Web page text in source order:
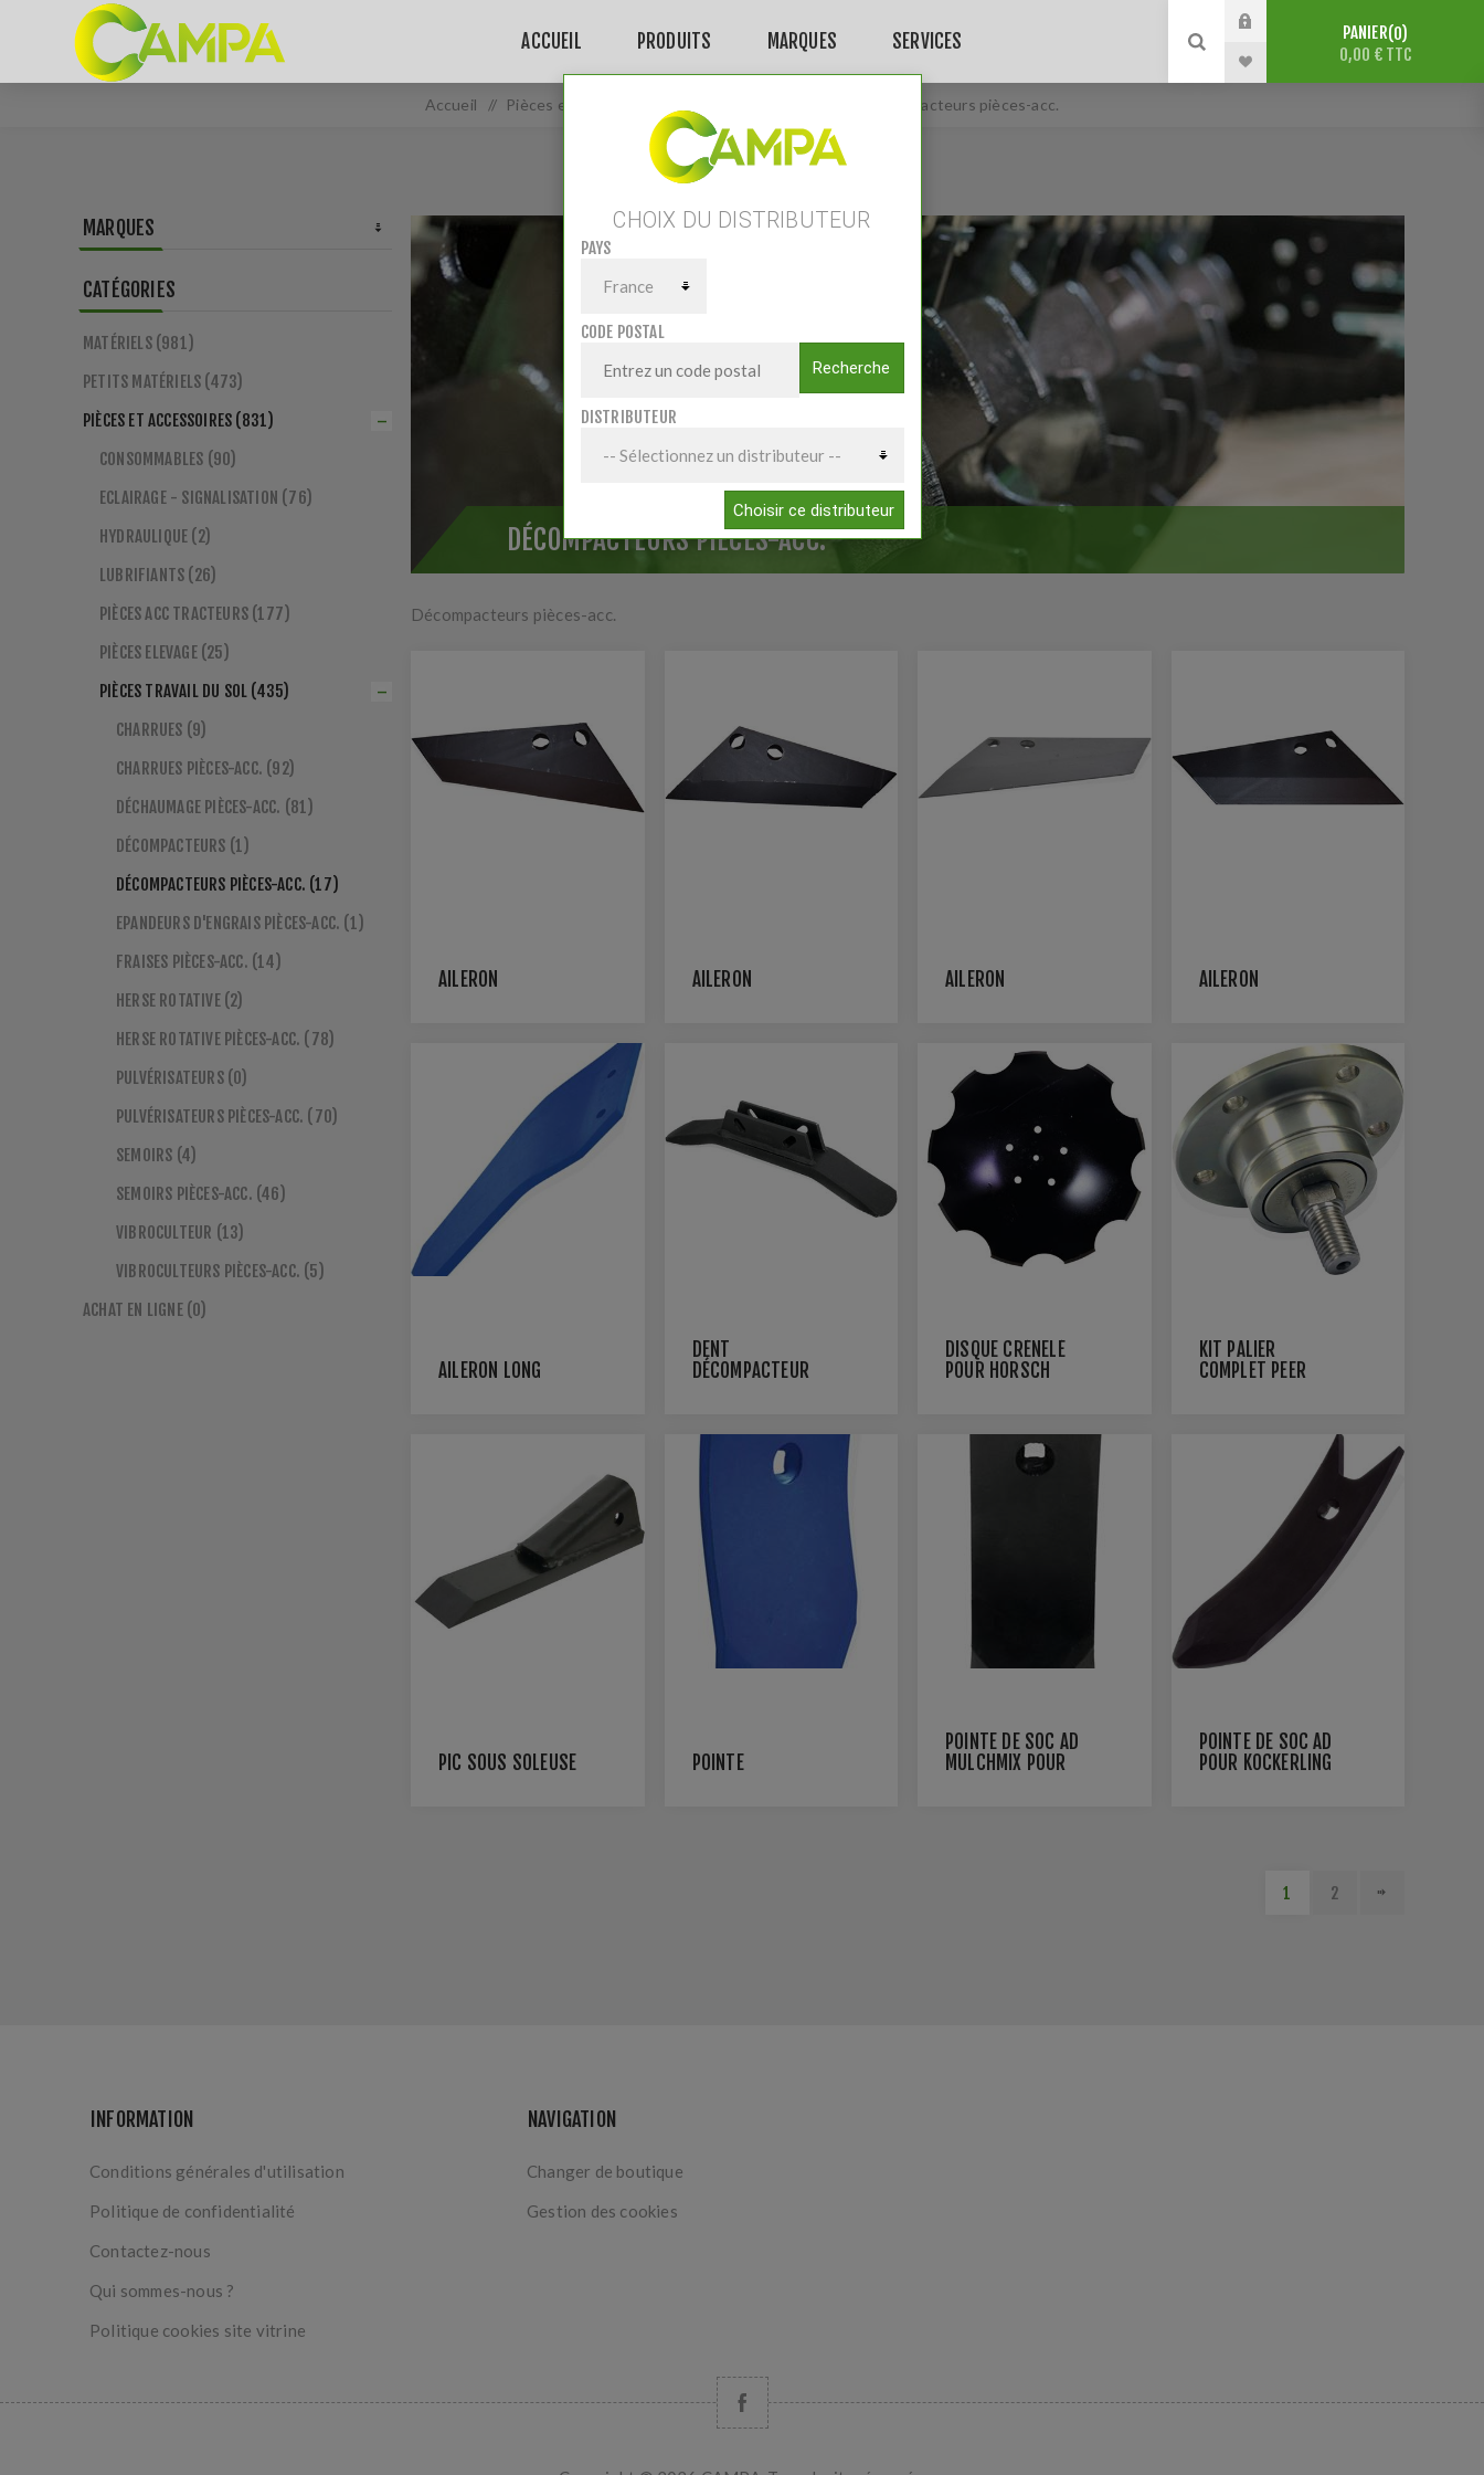
ACCUEIL PRODUITS MARQUES SERVICES PANIER 0
0,00 € TTC
Accueil / Pièces et accessoires Décompacteurs pièces-acc.
DÉCOMPACTEURS PIÈCES-ACC.
Décompacteurs pièces-acc.
AILERON AILERON AILERON AILERON
AILERON LONG
DENT
DÉCOMPACTEUR
DISQUE CRÉNELÉ
POUR HORSCH
KIT PALIER
COMPLET PEER
PIC SOUS SOLEUSE POINTE
POINTE DE SOC AD
MULCHMIX POUR
POINTE DE SOC AD
POUR KOCKERLING
1 2
MARQUES
CATÉGORIES
MATÉRIELS (981)
PETITS MATÉRIELS (473)
PIÈCES ET ACCESSOIRES (831)
CONSOMMABLES (90)
ECLAIRAGE - SIGNALISATION (76)
HYDRAULIQUE (2)
LUBRIFIANTS (26)
PIÈCES ACC TRACTEURS (177)
PIÈCES ELEVAGE (25)
PIÈCES TRAVAIL DU SOL (435)
CHARRUES (9)
CHARRUES PIÈCES-ACC. (92)
DÉCHAUMAGE PIÈCES-ACC. (81)
DÉCOMPACTEURS (1)
DÉCOMPACTEURS PIÈCES-ACC. (17)
EPANDEURS D'ENGRAIS PIÈCES-ACC. (1)
FRAISES PIÈCES-ACC. (14)
HERSE ROTATIVE (2)
HERSE ROTATIVE PIÈCES-ACC. (78)
PULVÉRISATEURS (0)
PULVÉRISATEURS PIÈCES-ACC. (70)
SEMOIRS (4)
SEMOIRS PIÈCES-ACC. (46)
VIBROCULTEUR (13)
VIBROCULTEURS PIÈCES-ACC. (5)
ACHAT EN LIGNE (0)
INFORMATION
Conditions générales d'utilisation
Politique de confidentialité
Contactez-nous
Qui sommes-nous ?
Politique cookies site vitrine
NAVIGATION
Changer de boutique
Gestion des cookies
CHOIX DU DISTRIBUTEUR
PAYS
CODE POSTAL
Recherche
DISTRIBUTEUR
Choisir ce distributeur